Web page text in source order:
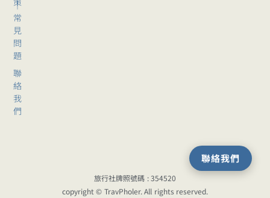
聯絡我們
｜
常
見
問
題
聯
絡
我
們
旅行社牌照號碼 : 354520
copyright © TravPholer. All rights reserved.